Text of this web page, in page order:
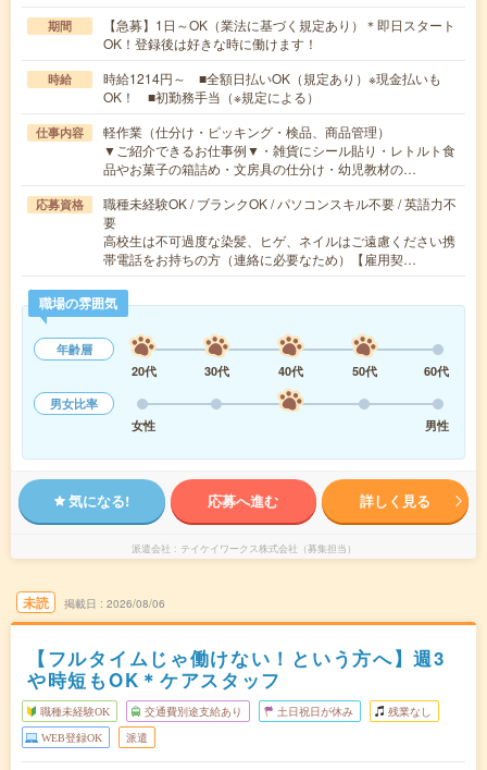
期間
【急募】1日～OK（業法に基づく規定あり）＊即日スタート
OK！登録後は好きな時に働けます！
時給
時給1214円～ ■全額日払いOK（規定あり）※現金払いも
OK！ ■初勤務手当（※規定による）
仕事内容
軽作業（仕分け・ピッキング・検品、商品管理）
▼ご紹介できるお仕事例▼・雑貨にシール貼り・レトルト食
品やお菓子の箱詰め・文房具の仕分け・幼児教材の…
応募資格
職種未経験OK / ブランクOK / パソコンスキル不要 / 英語力不
要
高校生は不可過度な染髪、ヒゲ、ネイルはご遠慮ください携
帯電話をお持ちの方（連絡に必要なため）【雇用契…
職場の雰囲気
年齢層
20代
30代 40代 50代
60代
男女比率
女性
男性
気になる! 応募へ進む 詳しく見る
派遣会社 テイケイワークス株式会社（募集担当）
未読 掲載日 2026/08/06
【フルタイムじゃ働けない！という方へ】週3
や時短もOK＊ケアスタッフ
職種未経験OK 交通費別途支給あり 土日祝日が休み 残業なし
WEB登録OK 派遣